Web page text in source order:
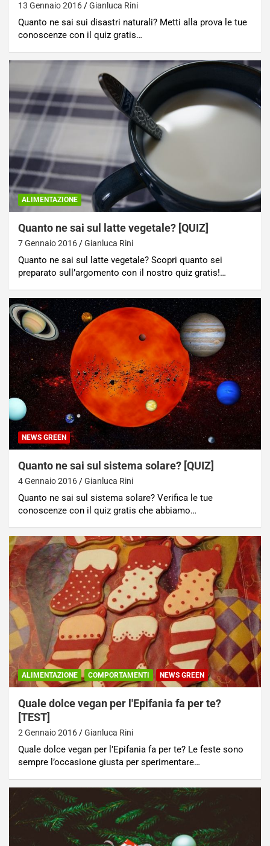
13 Gennaio 2016 Gianluca Rini
Quanto ne sai sui disastri naturali? Metti alla prova le tue
conoscenze con il quiz gratis…
ALIMENTAZIONE
Quanto ne sai sul latte vegetale? [QUIZ]
7 Gennaio 2016 Gianluca Rini
Quanto ne sai sul latte vegetale? Scopri quanto sei
preparato sull’argomento con il nostro quiz gratis!…
NEWS GREEN
Quanto ne sai sul sistema solare? [QUIZ]
4 Gennaio 2016 Gianluca Rini
Quanto ne sai sul sistema solare? Verifica le tue
conoscenze con il quiz gratis che abbiamo…
ALIMENTAZIONE COMPORTAMENTI NEWS GREEN
Quale dolce vegan per l'Epifania fa per te?
[TEST]
2 Gennaio 2016 Gianluca Rini
Quale dolce vegan per l’Epifania fa per te? Le feste sono
sempre l’occasione giusta per sperimentare…